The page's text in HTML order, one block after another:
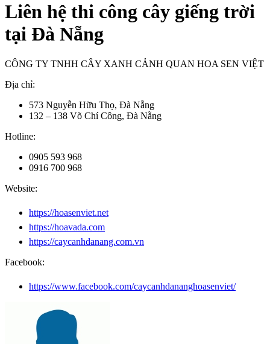
Liên hệ thi công cây giếng trời
tại Đà Nẵng
CÔNG TY TNHH CÂY XANH CẢNH QUAN HOA SEN VIỆT
Địa chỉ:
573 Nguyễn Hữu Thọ, Đà Nẵng
132 – 138 Võ Chí Công, Đà Nẵng
Hotline:
0905 593 968
0916 700 968
Website:
https://hoasenviet.net
https://hoavada.com
https://caycanhdanang.com.vn
Facebook:
https://www.facebook.com/caycanhdananghoasenviet/